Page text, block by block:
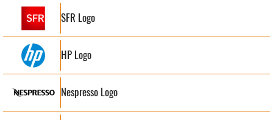
SFR Logo
HP Logo
Nespresso Logo